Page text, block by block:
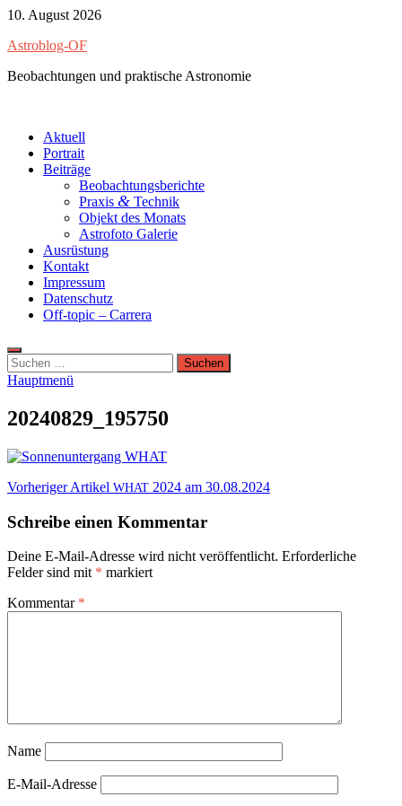
Zum
springen
10. August 2026
Astroblog-OF
Beobachtungen und praktische Astronomie
Aktuell
Portrait
Beiträge
Beobachtungsberichte
Praxis & Technik
Objekt des Monats
Astrofoto Galerie
Ausrüstung
Kontakt
Impressum
Datenschutz
Off-topic – Carrera
Suchen
nach:
Hauptmenü
20240829_195750
Beitragsnavigation
Vorheriger Artikel WHAT 2024 am 30.08.2024
Schreibe einen Kommentar
Deine E-Mail-Adresse wird nicht veröffentlicht. Erforderliche
Felder sind mit * markiert
Kommentar *
Name
E-Mail-Adresse